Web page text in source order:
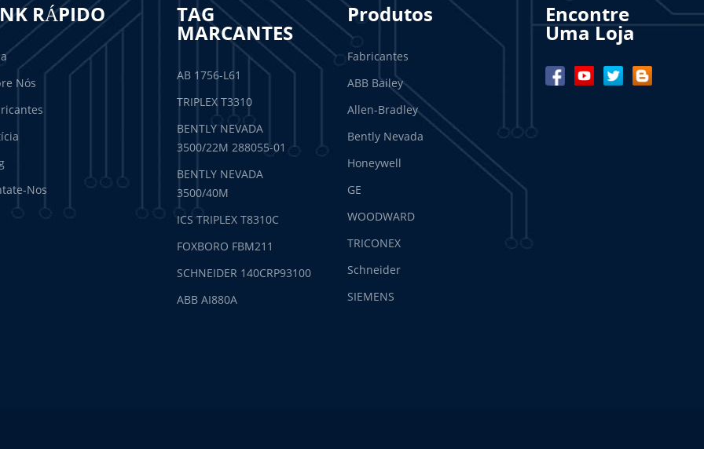
RÁPIDO
Nós
Nos
TAG
MARCANTES
AB 1756-L61
TRIPLEX T3310
BENTLY NEVADA
3500/22M 288055-01
BENTLY NEVADA
3500/40M
ICS TRIPLEX T8310C
FOXBORO FBM211
SCHNEIDER 140CRP93100
ABB AI880A
Produtos
Fabricantes
ABB Bailey
Allen-Bradley
Bently Nevada
Honeywell
GE
WOODWARD
TRICONEX
Schneider
SIEMENS
Encontre
Uma Loja